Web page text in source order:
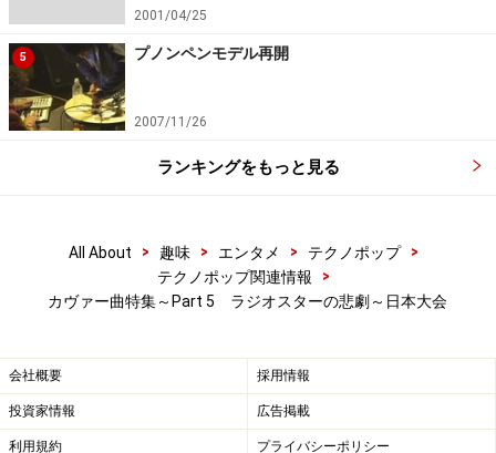
2001/04/25
5 プノンペンモデル再開
2007/11/26
ランキングをもっと見る
All About > 趣味 > エンタメ > テクノポップ
>
テクノポップ関連情報
>
カヴァー曲特集～Part 5 ラジオスターの悲劇～日本大会
会社概要 採用情報
投資家情報 広告掲載
利用規約 プライバシーポリシー